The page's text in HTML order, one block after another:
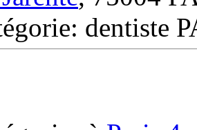
dentiste